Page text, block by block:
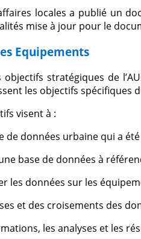
locales a publié un
mise à jour pour le
Equipements
objectifs stratégiques de
les objectifs
visent à :
de données urbaine qui a
base de données à
les données sur les
et des croisements des
les analyses et les